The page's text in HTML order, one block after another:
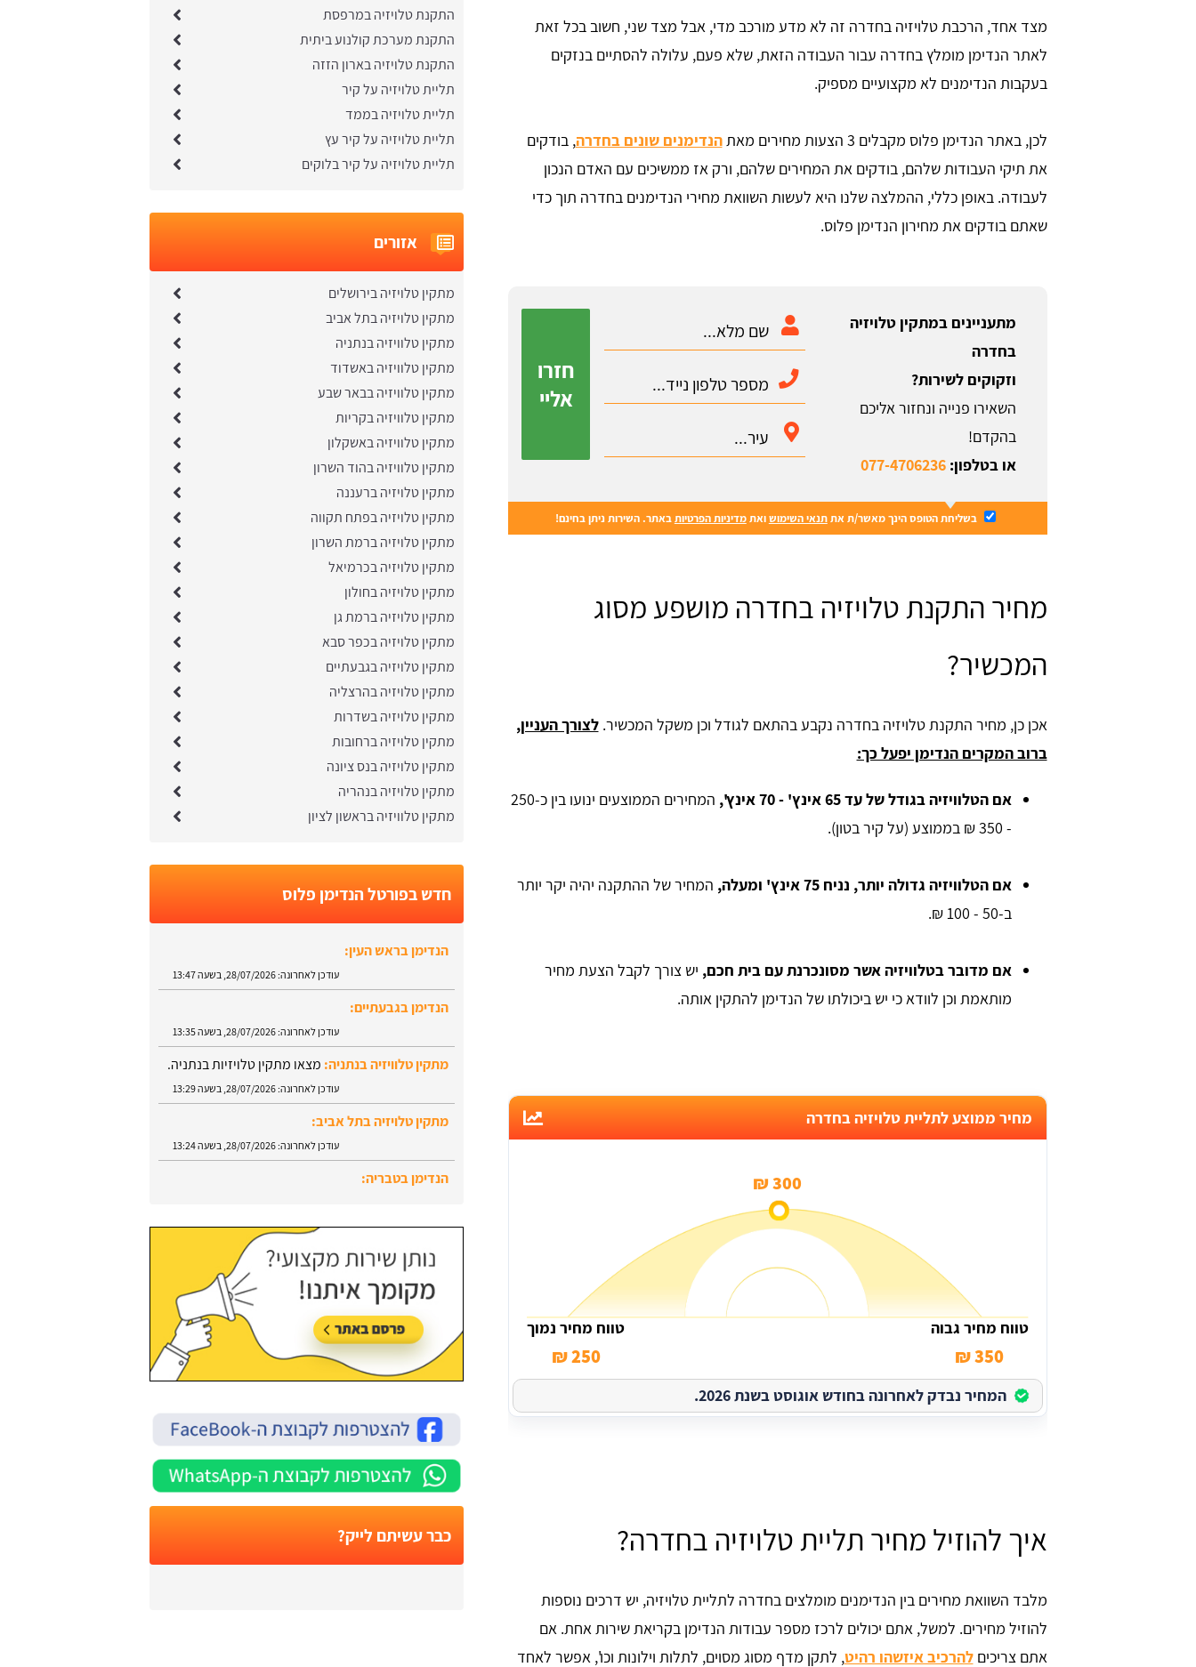
מצד אחד, הרכבת טלויזיה בחדרה זה לא מדע מורכב מדי, אבל מצד שני, חשוב בכל זאת
לאתר הנדימן מומלץ בחדרה עבור העבודה הזאת, שלא פעם, עלולה להסתיים בנזקים
בעקבות הנדימנים לא מקצועיים מספיק.
לכן, באתר הנדימן פלוס מקבלים 3 הצעות מחירים מאת הנדימנים שונים בחדרה, בודקים
את תיקי העבודות שלהם, בודקים את המחירים שלהם, ורק אז ממשיכים עם האדם הנכון
לעבודה. באופן כללי, ההמלצה שלנו היא לעשות השוואת מחירי הנדימנים בחדרה תוך כדי
שאתם בודקים את מחירון הנדימן פלוס.
מתעניינים במתקין טלויזיה
בחדרה
וזקוקים לשירות?
השאירו פנייה ונחזור אליכם
בהקדם!
או בטלפון:077-4706236
חזרו
אליי
בשליחת הטופס הינך מאשר/ת אתתנאי השימושואתמדיניות הפרטיותבאתר. השירות ניתן בחינם!
מחיר התקנת טלויזיה בחדרה מושפע מסוג
המכשיר?
אכן כן, מחיר התקנת טלויזיה בחדרה נקבע בהתאם לגודל וכן משקל המכשיר.לצורך העניין,
ברוב המקרים הנדימן יפעל כך:
אם הטלוויזיה בגודל של עד 65 אינץ' - 70 אינץ',
המחירים הממוצעים ינועו בין כ-250
- 350 ₪ בממוצע (על קיר בטון).
אם הטלוויזיה גדולה יותר, נניח 75 אינץ' ומעלה,
המחיר של ההתקנה יהיה יקר יותר
ב-50 - 100 ₪.
אם מדובר בטלוויזיה אשר מסונכרנת עם בית חכם, יש צורך לקבל הצעת מחיר
מותאמת וכן לוודא כי יש ביכולתו של הנדימן להתקין אותה.
מחיר ממוצע לתליית טלויזיה בחדרה
300 ₪
טווח מחיר גבוה
350 ₪
טווח מחיר נמוך
250 ₪
המחיר נבדק לאחרונה בחודש אוגוסט בשנת 2026.
איך להוזיל מחיר תליית טלויזיה בחדרה?
מלבד השוואת מחירים בין הנדימנים מומלצים בחדרה לתליית טלויזיה, יש דרכים נוספות
להוזיל מחירים. למשל, אתם יכולים לרכז מספר עבודות הנדימן בקריאת שירות אחת. אם
אתם צריכיםלהרכיב איזשהו רהיט, לתקן מדף מסוג מסוים, לתלות וילונות וכו', אפשר לאחד
התקנת טלויזיה במרפסת
התקנת מערכת קולנוע ביתית
התקנת טלויזיה בארון הזזה
תליית טלויזיה על קיר
תליית טלויזיה בממד
תליית טלויזיה על קיר עץ
תליית טלויזיה על קיר בלוקים
אזורים
מתקין טלויזיה בירושלים
מתקין טלויזיה בתל אביב
מתקין טלוויזיה בנתניה
מתקין טלוויזיה באשדוד
מתקין טלוויזיה בבאר שבע
מתקין טלוויזיה בקריות
מתקין טלוויזיה באשקלון
מתקין טלוויזיה בהוד השרון
מתקין טלויזיה ברעננה
מתקין טלויזיה בפתח תקווה
מתקין טלויזיה ברמת השרון
מתקין טלויזיה בכרמיאל
מתקין טלויזיה בחולון
מתקין טלויזיה ברמת גן
מתקין טלויזיה בכפר סבא
מתקין טלויזיה בגבעתיים
מתקין טלויזיה בהרצליה
מתקין טלויזיה בשדרות
מתקין טלויזיה ברחובות
מתקין טלויזיה בנס ציונה
מתקין טלויזיה בנהריה
מתקין טלוויזיה בראשון לציון
חדש בפורטל הנדימן פלוס
הנדימן בראש העין:
עודכן לאחרונה:28/07/2026, בשעה 13:47
הנדימן בגבעתיים:
עודכן לאחרונה:28/07/2026, בשעה 13:35
מתקין טלוויזיה בנתניה: מצאו מתקין טלויזיות בנתניה.
עודכן לאחרונה:28/07/2026, בשעה 13:29
מתקין טלויזיה בתל אביב:
עודכן לאחרונה:28/07/2026, בשעה 13:24
הנדימן בטבריה:
כבר עשיתם לייק?